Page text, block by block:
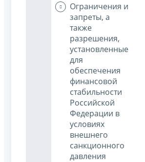
Ограничения и
запреты, а
также
разрешения,
установленные
для
обеспечения
финансовой
стабильности
Российской
Федерации в
условиях
внешнего
санкционного
давления